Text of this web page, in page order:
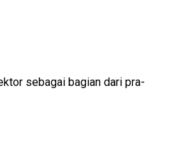
sebagai bagian dari pra-